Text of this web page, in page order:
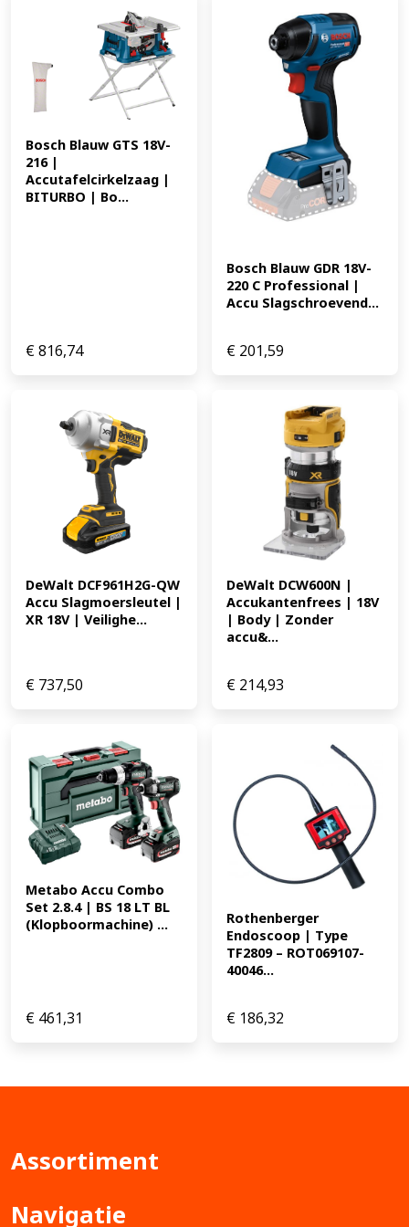
kenmerken DTD172 * Zeer geavanceerde
slagschroevendraaier: 8 instellingen * 1 hout-stand:
Automatische toerenregeling, de machine start op lage
snelheid totdat de schroef weerstand in het materiaal
krijgt, voorkomt schade aan schroefdraad. * 1 bout-
stand: Auto stop modus bij achteruit draaien, voorkomt
dat bout of moer vallen bij EAN: 088381754224 614.23
Bosch Blauw GTS 18V-
216 |
Accutafelcirkelzaag |
BITURBO | Bo...
€816,74
Bosch Blauw GDR 18V-
220 C Professional |
Accu Slagschroevend...
€ 201,59
DeWalt DCF961H2G-QW
Accu Slagmoersleutel |
XR 18V | Veilighe...
€ 737,50
DeWalt DCW600N |
Accukantenfrees | 18V
| Body | Zonder
accu&...
€ 214,93
Metabo Accu Combo
Set 2.8.4 | BS 18 LT BL
(Klopboormachine) ...
€ 461,31
Rothenberger
Endoscoop | Type
TF2809 – ROT069107-
40046...
€ 186,32
Assortiment
Navigatie